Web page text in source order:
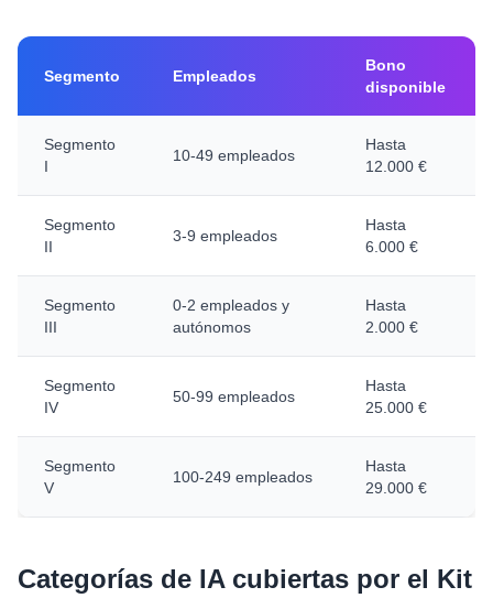
Segmento Empleados
Bono
disponible
Segmento
I
10-49 empleados
Hasta
12.000 €
Segmento
II
3-9 empleados
Hasta
6.000 €
Segmento
III
0-2 empleados y
autónomos
Hasta
2.000 €
Segmento
IV
50-99 empleados
Hasta
25.000 €
Segmento
V
100-249 empleados
Hasta
29.000 €
Categorías de IA cubiertas por el Kit